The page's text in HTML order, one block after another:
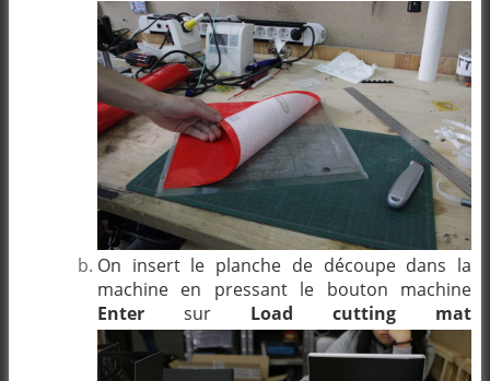
On insert le planche de découpe dans la
machine en pressant le bouton machine
Enter sur Load cutting mat